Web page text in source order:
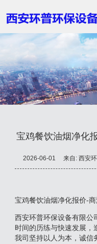
首页 关于我们 服务项目
宝鸡餐饮油烟净化
2026-06-01 来自:西安
宝鸡餐饮油烟净化报价-
西安环普环保设备有限公
时间的历练与快速发展，
我司坚持以人为本，诚信